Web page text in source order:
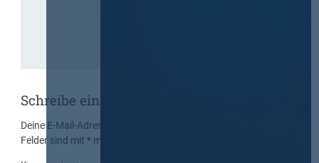
Schreibe einen Kommentar
Deine E-Mail-Adresse wird nicht veröffentlicht.
Felder sind mit* markiert